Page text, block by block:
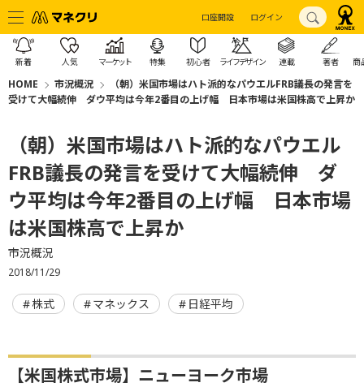
口座開設 ログイン
新着 人気 マーケット 特集 初心者 ライフデザイン 連載 著者 商
HOME 市況概況
（朝）米国市場はハト派的なパウエルFRB議長の発言を
受けて大幅続伸 ダウ平均は今年2番目の上げ幅 日本市場は米国株高で上昇か
（朝）米国市場はハト派的なパウエル
FRB議長の発言を受けて大幅続伸 ダ
ウ平均は今年2番目の上げ幅 日本市場
は米国株高で上昇か
市況概況
2018/11/29
株式 マネックス 日経平均
【米国株式市場】ニューヨーク市場